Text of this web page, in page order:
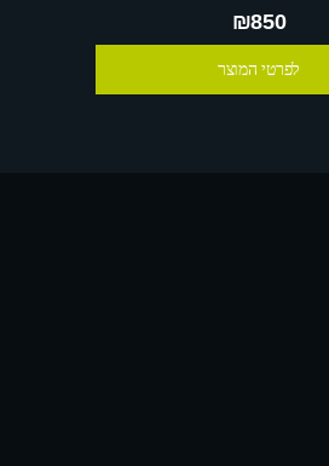
₪850
לפרטי המוצר